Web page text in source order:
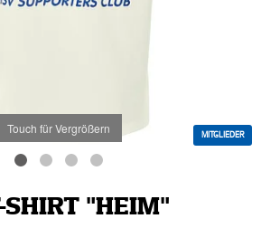
Touch für Vergrößern MITGLIEDER
SHIRT "HEIM"